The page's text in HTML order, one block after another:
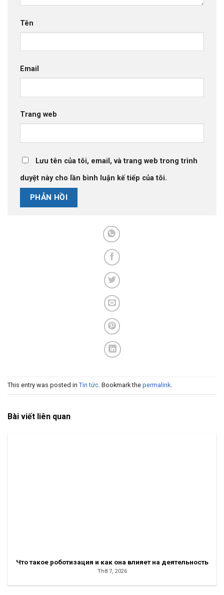
Tên
Email
Trang web
Lưu tên của tôi, email, và trang web trong trình
duyệt này cho lần bình luận kế tiếp của tôi.
This entry was posted in Tin tức . Bookmark the permalink
Bài viết liên quan
Что такое роботизация и как она влияет на деятельность
Th8 7, 2026